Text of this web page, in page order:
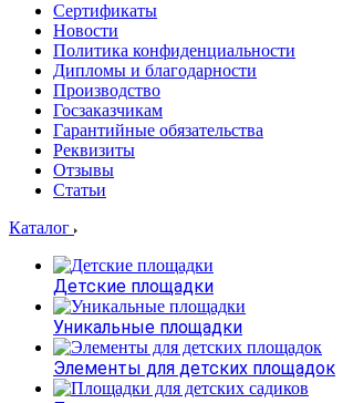
Сертификаты
Новости
Политика конфиденциальности
Дипломы и благодарности
Производство
Госзаказчикам
Гарантийные обязательства
Реквизиты
Отзывы
Статьи
Каталог
Детские площадки
Уникальные площадки
Элементы для детских площадок